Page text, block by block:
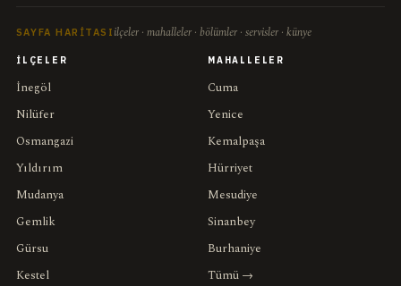
SAYFA HARITASI ilçeler · mahalleler · bölümler · servisler · künye
İLÇELER
İnegöl
Nilüfer
Osmangazi
Yıldırım
Mudanya
Gemlik
Gürsu
Kestel
MAHALLELER
Cuma
Yenice
Kemalpaşa
Hürriyet
Mesudiye
Sinanbey
Burhaniye
Tümü →